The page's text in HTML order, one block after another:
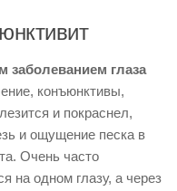
глаза
конъюнктивы,
и покраснел,
и ощущение песка в
Очень часто
на одном глазу, а через